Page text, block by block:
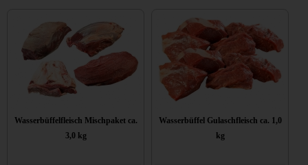
Wasserbüffelfleisch Mischpaket ca.
3,0 kg
Wasserbüffel Gulaschfleisch ca. 1,0
kg